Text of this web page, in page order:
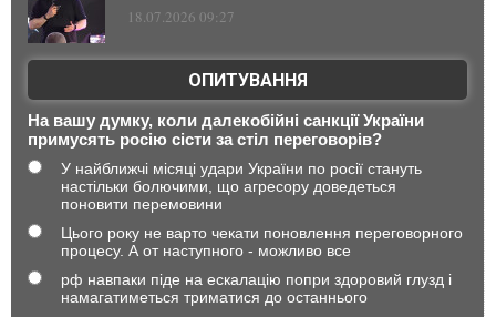
18.07.2026 09:27
ОПИТУВАННЯ
На вашу думку, коли далекобійні санкції України
примусять росію сісти за стіл переговорів?
У найближчі місяці удари України по росії стануть
настільки болючими, що агресору доведеться
поновити перемовини
Цього року не варто чекати поновлення переговорного
процесу. А от наступного - можливо все
рф навпаки піде на ескалацію попри здоровий глузд і
намагатиметься триматися до останнього